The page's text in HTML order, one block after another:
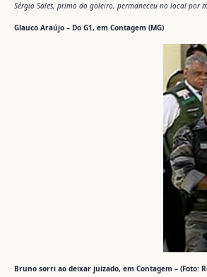
Sérgio Sales, primo do goleiro, permaneceu no local por
Glauco Araújo – Do G1, em Contagem (MG)
Bruno sorri ao deixar juizado, em Contagem – (Foto: